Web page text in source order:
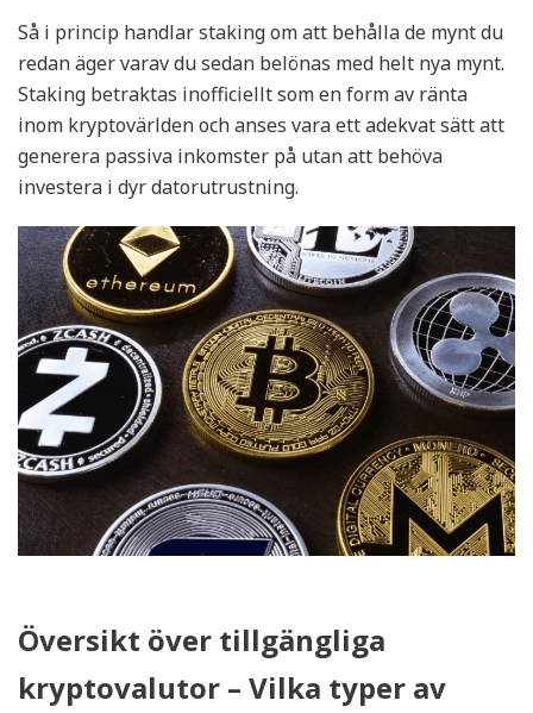
Så i princip handlar staking om att behålla de mynt du
redan äger varav du sedan belönas med helt nya mynt.
Staking betraktas inofficiellt som en form av ränta
inom kryptovärlden och anses vara ett adekvat sätt att
generera passiva inkomster på utan att behöva
investera i dyr datorutrustning.
Översikt över tillgängliga
kryptovalutor – Vilka typer av